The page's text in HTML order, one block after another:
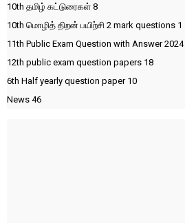
10th தமிழ் கட்டுரைகள் 8
10th மொழித் திறன் பயிற்சி 2 mark questions 1
11th Public Exam Question with Answer 2024
12th public exam question papers 18
6th Half yearly question paper 10
News 46